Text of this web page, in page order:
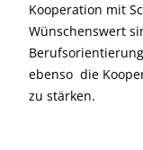
Kooperation mit
Wünschenswert
ebenso die
zu stärken.